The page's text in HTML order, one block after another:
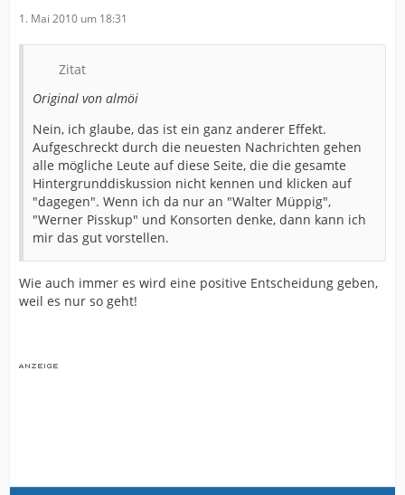
1. Mai 2010 um 18:31
Zitat
Original von almöi
Nein, ich glaube, das ist ein ganz anderer Effekt.
Aufgeschreckt durch die neuesten Nachrichten gehen
alle mögliche Leute auf diese Seite, die die gesamte
Hintergrunddiskussion nicht kennen und klicken auf
"dagegen". Wenn ich da nur an "Walter Müppig",
"Werner Pisskup" und Konsorten denke, dann kann ich
mir das gut vorstellen.
Wie auch immer es wird eine positive Entscheidung geben,
weil es nur so geht!